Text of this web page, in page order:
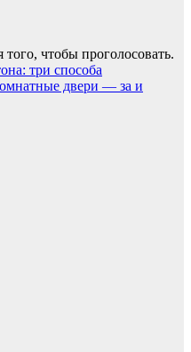
того, чтобы проголосовать.
три способа
двери — за и